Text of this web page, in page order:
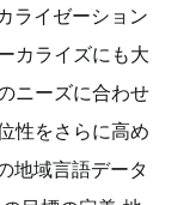
ライゼーション
カライズにも大
ニーズに合わせ
性をさらに高め
地域言語データ